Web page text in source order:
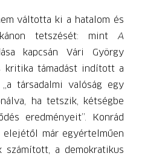
váltotta ki a hatalom és
tetszését: mintA
kapcsán Vári György
kritika támadást indított a
társadalmi valóság egy
ha tetszik, kétségbe
eredményeit”. Konrád
elejétől már egyértelműen
számított, a demokratikus